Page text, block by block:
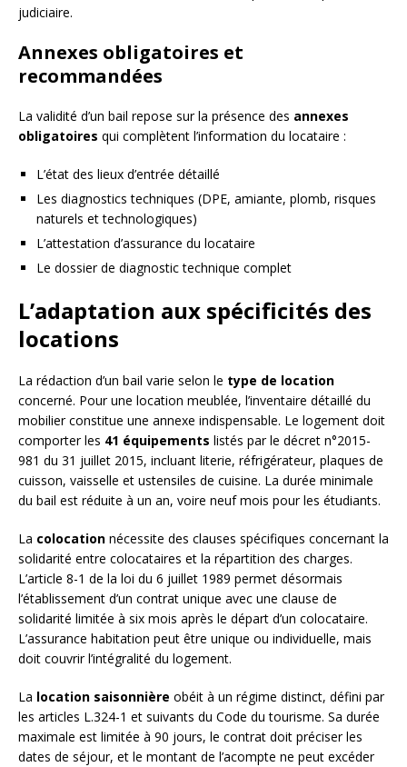
judiciaire.
Annexes obligatoires et
recommandées
La validité d’un bail repose sur la présence des annexes
obligatoires qui complètent l’information du locataire :
L’état des lieux d’entrée détaillé
Les diagnostics techniques (DPE, amiante, plomb, risques
naturels et technologiques)
L’attestation d’assurance du locataire
Le dossier de diagnostic technique complet
L’adaptation aux spécificités des
locations
La rédaction d’un bail varie selon le type de location
concerné. Pour une location meublée, l’inventaire détaillé du
mobilier constitue une annexe indispensable. Le logement doit
comporter les 41 équipements listés par le décret n°2015-
981 du 31 juillet 2015, incluant literie, réfrigérateur, plaques de
cuisson, vaisselle et ustensiles de cuisine. La durée minimale
du bail est réduite à un an, voire neuf mois pour les étudiants.
La colocation nécessite des clauses spécifiques concernant la
solidarité entre colocataires et la répartition des charges.
L’article 8-1 de la loi du 6 juillet 1989 permet désormais
l’établissement d’un contrat unique avec une clause de
solidarité limitée à six mois après le départ d’un colocataire.
L’assurance habitation peut être unique ou individuelle, mais
doit couvrir l’intégralité du logement.
La location saisonnière obéit à un régime distinct, défini par
les articles L.324-1 et suivants du Code du tourisme. Sa durée
maximale est limitée à 90 jours, le contrat doit préciser les
dates de séjour, et le montant de l’acompte ne peut excéder